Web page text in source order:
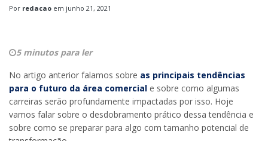
Por redacao em junho 21, 2021
5 minutos para ler
No artigo anterior falamos sobre as principais tendências
para o futuro da área comercial e sobre como algumas
carreiras serão profundamente impactadas por isso. Hoje
vamos falar sobre o desdobramento prático dessa tendência e
sobre como se preparar para algo com tamanho potencial de